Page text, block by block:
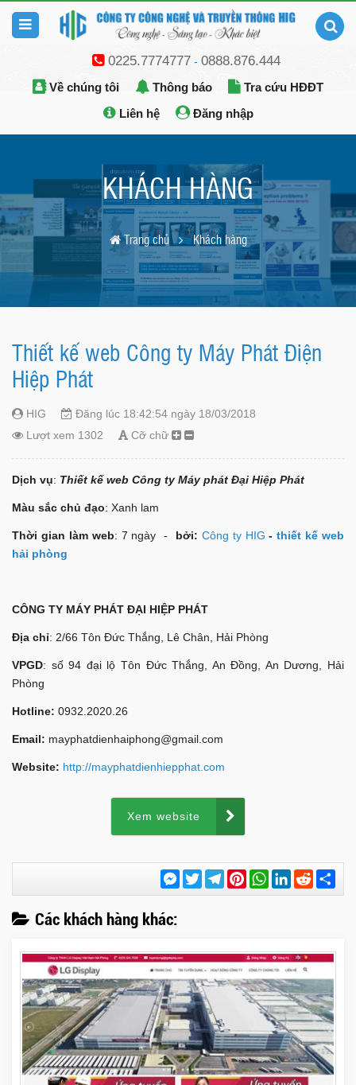
0225.7774777- 0888.876.444
Về chúng tôi Thông báo
Tra cứu HĐĐT
Liên hệ
Đăng nhập
KHÁCH HÀNG
Trang chủ Khách hàng
Thiết kế web Công ty Máy Phát Điện
Hiệp Phát
HIG
Đăng lúc 18:42:54 ngày 18/03/2018
Lượt xem 1302
Cỡ chữ
Dịch vụ: Thiết kế web Công ty Máy phát Đại Hiệp Phát
Màu sắc chủ đạo: Xanh lam
Thời gian làm web: 7 ngày - bởi: Công ty HIG -thiết kế web
hải phòng
CÔNG TY MÁY PHÁT ĐẠI HIỆP PHÁT
Địa chỉ: 2/66 Tôn Đức Thắng, Lê Chân, Hải Phòng
VPGD: số 94 đại lộ Tôn Đức Thắng, An Đồng, An Dương, Hải
Phòng
Hotline: 0932.2020.26
Email: mayphatdienhaiphong@gmail.com
Website: http://mayphatdienhiepphat.com
Xem website
Messenger
TwitterTelegramPinterestWhatsApp
LinkedIn
Reddit
Các khách hàng khác: